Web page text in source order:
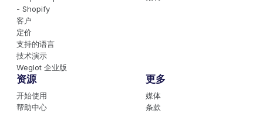
- Shopify
客户
定价
支持的语言
技术演示
Weglot 企业版
资源
开始使用
帮助中心
更多
媒体
条款